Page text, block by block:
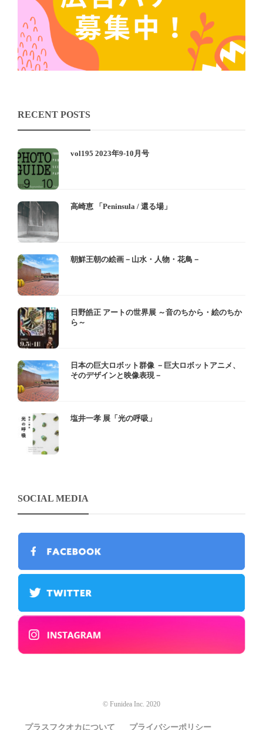
RECENT POSTS
vol195 2023年9-10月号
高崎恵 「Peninsula / 還る場」
朝鮮王朝の絵画－山水・人物・花鳥－
日野皓正 アートの世界展 ～音のちから・絵のちか
ら～
日本の巨大ロボット群像 －巨大ロボットアニメ、
そのデザインと映像表現－
塩井一孝 展「光の呼吸」
SOCIAL MEDIA
© Funidea Inc. 2020
プラスフクオカについて プライバシーポリシー